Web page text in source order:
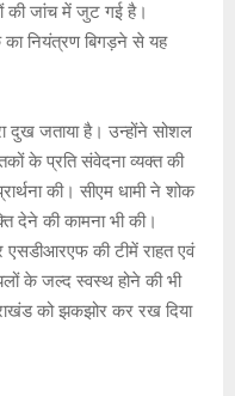
की जांच में जुट गई है।
नियंत्रण बिगड़ने से यह
दुख जताया है। उन्होंने सोशल
के प्रति संवेदना व्यक्त की
की। सीएम धामी ने शोक
देने की कामना भी की।
की टीमें राहत एवं
के जल्द स्वस्थ होने की भी
को झकझोर कर रख दिया